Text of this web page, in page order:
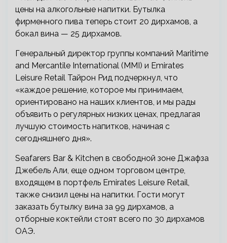
цены на алкогольные напитки. Бутылка
фирменного пива теперь стоит 20 дирхамов, а
бокал вина — 25 дирхамов.
Генеральный директор группы компаний Maritime
and Mercantile International (MMI) и Emirates
Leisure Retail Тайрон Рид подчеркнул, что
«каждое решение, которое мы принимаем,
ориентировано на наших клиентов, и мы рады
объявить о регулярных низких ценах, предлагая
лучшую стоимость напитков, начиная с
сегодняшнего дня».
Seafarers Bar & Kitchen в свободной зоне Джафза
Джебель Али, еще одном торговом центре,
входящем в портфель Emirates Leisure Retail,
также снизил цены на напитки. Гости могут
заказать бутылку вина за 99 дирхамов, а
отборные коктейли стоят всего по 30 дирхамов
ОАЭ.